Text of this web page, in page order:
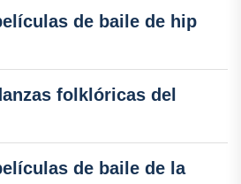
de baile de hip
folklóricas del
de baile de la